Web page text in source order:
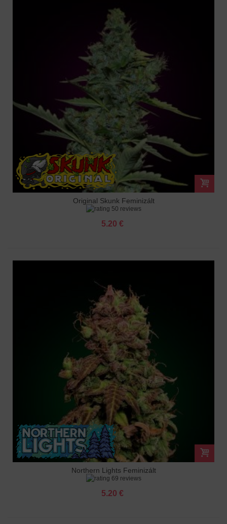
Original Skunk Feminizált
50 reviews
5.20 €
Northern Lights Feminizált
69 reviews
5.20 €